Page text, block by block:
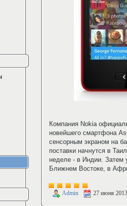
Компания Nokia
новейшего смартфона
сенсорным экраном на
поставки начнутся в
неделе - в Индии. Затем
Ближнем Востоке, в
Admin 27 июня 2013